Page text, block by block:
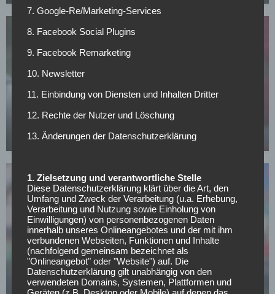
SONSTIGES
der Krone
15.05.2026
FC SCHALKE 04
Offiziell: Schalke verlängert langfristig mit
Vereinslegende
07.05.2026
7. Google-Re/Marketing-Services
8. Facebook Social Plugins
9. Facebook Remarketing
10. Newsletter
11. Einbindung von Diensten und Inhalten Dritter
12. Rechte der Nutzer und Löschung
13. Änderungen der Datenschutzerklärung
1. Zielsetzung und verantwortliche Stelle
Diese Datenschutzerklärung klärt über die Art, den
Umfang und Zweck der Verarbeitung (u.a. Erhebung,
Verarbeitung und Nutzung sowie Einholung von
Einwilligungen) von personenbezogenen Daten
innerhalb unseres Onlineangebotes und der mit ihm
verbundenen Webseiten, Funktionen und Inhalte
(nachfolgend gemeinsam bezeichnet als
"Onlineangebot" oder "Website") auf. Die
Datenschutzerklärung gilt unabhängig von den
verwendeten Domains, Systemen, Plattformen und